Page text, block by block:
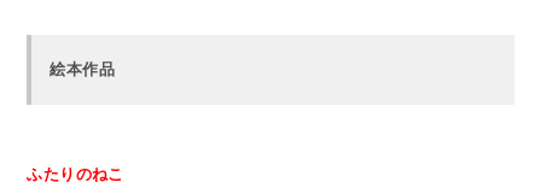
絵本作品
ふたりのねこ